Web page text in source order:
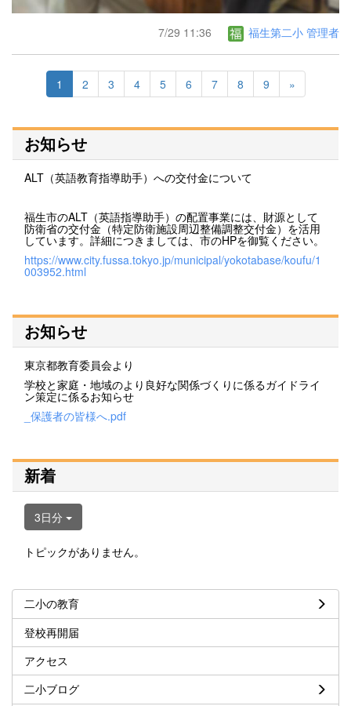
7/29 11:36 福生第二小 管理者
1 2 3 4 5 6 7 8 9 »
お知らせ
ALT（英語教育指導助手）への交付金について
福生市のALT（英語指導助手）の配置事業には、財源として
防衛省の交付金（特定防衛施設周辺整備調整交付金）を活用
しています。詳細につきましては、市のHPを御覧ください。
https://www.city.fussa.tokyo.jp/municipal/yokotabase/koufu/1
003952.html
お知らせ
東京都教育委員会より
学校と家庭・地域のより良好な関係づくりに係るガイドライ
ン策定に係るお知らせ
_保護者の皆様へ.pdf
新着
3日分
トピックがありません。
二小の教育
登校再開届
アクセス
二小ブログ